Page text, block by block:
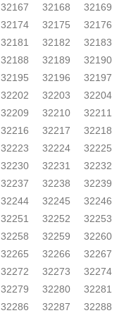
32167 32168
32169
32174 32175
32176
32181 32182
32183
32188 32189
32190
32195 32196
32197
32202 32203
32204
32209 32210
32211
32216 32217
32218
32223 32224
32225
32230 32231
32232
32237 32238
32239
32244 32245
32246
32251 32252
32253
32258 32259
32260
32265 32266
32267
32272 32273
32274
32279 32280
32281
32286 32287
32288